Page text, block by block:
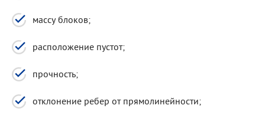
массу блоков;
расположение пустот;
прочность;
отклонение ребер от прямолинейности;